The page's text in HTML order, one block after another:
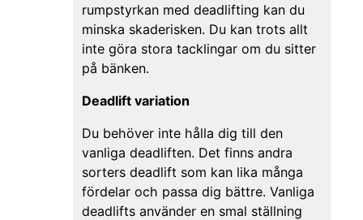
rumpstyrkan med deadlifting kan du
minska skaderisken. Du kan trots allt
inte göra stora tacklingar om du sitter
på bänken.
Deadlift variation
Du behöver inte hålla dig till den
vanliga deadliften. Det finns andra
sorters deadlift som kan lika många
fördelar och passa dig bättre. Vanliga
deadlifts använder en smal ställning